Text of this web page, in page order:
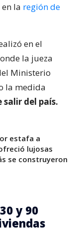
la región de
en el
la jueza
Ministerio
la medida
del país.
estafa a
lujosas
se construyeron
y 90